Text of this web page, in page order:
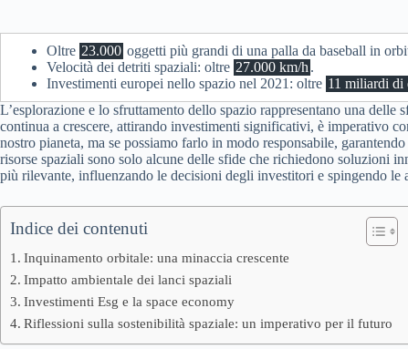
Oltre 23.000 oggetti più grandi di una palla da baseball in
Velocità dei detriti spaziali: oltre 27.000 km/h .
Investimenti europei nello spazio nel 2021: oltre 11 miliardi di
L’esplorazione e lo sfruttamento dello spazio rappresentano una
continua a crescere, attirando investimenti significativi, è imperativo
nostro pianeta, ma se possiamo farlo in modo responsabile,
risorse spaziali sono solo alcune delle sfide che richiedono soluzioni
più rilevante, influenzando le decisioni degli investitori e spingendo le
Indice dei contenuti
Inquinamento orbitale: una minaccia crescente
Impatto ambientale dei lanci spaziali
Investimenti Esg e la space economy
Riflessioni sulla sostenibilità spaziale: un imperativo per il futuro